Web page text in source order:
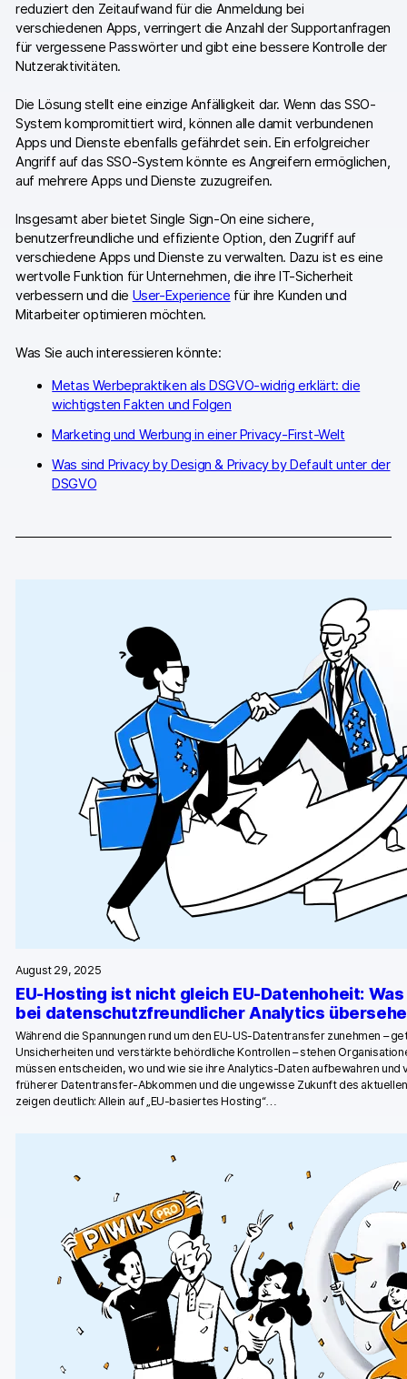
Datenschutz Compliance
Ecommerce Analytics
Server-Side-Tagging & Tracking
Vergleiche
GA4-Wissensbank
Wechsel von Matomo
Blog
Content Katalog
Fallstudien
Vergleiche
Webinare
Playbook zur Datenaktivierung
Help Center
Glossar
Entwickler & API
Kontakt
FR SV
reduziert den Zeitaufwand für die Anmeldung bei
verschiedenen Apps, verringert die Anzahl der Supportanfragen
für vergessene Passwörter und gibt eine bessere Kontrolle der
Nutzeraktivitäten.
Die Lösung stellt eine einzige Anfälligkeit dar. Wenn das SSO-
System kompromittiert wird, können alle damit verbundenen
Apps und Dienste ebenfalls gefährdet sein. Ein erfolgreicher
Angriff auf das SSO-System könnte es Angreifern ermöglichen,
auf mehrere Apps und Dienste zuzugreifen.
Insgesamt aber bietet Single Sign-On eine sichere,
benutzerfreundliche und effiziente Option, den Zugriff auf
verschiedene Apps und Dienste zu verwalten. Dazu ist es eine
wertvolle Funktion für Unternehmen, die ihre IT-Sicherheit
verbessern und die User-Experience für ihre Kunden und
Mitarbeiter optimieren möchten.
Was Sie auch interessieren könnte:
Metas Werbepraktiken als DSGVO-widrig erklärt: die
wichtigsten Fakten und Folgen
Marketing und Werbung in einer Privacy-First-Welt
Was sind Privacy by Design & Privacy by Default unter der
DSGVO
August 29, 2025
EU-Hosting ist nicht gleich EU-Datenhoheit:
bei datenschutzfreundlicher Analytics
Während die Spannungen rund um den EU-US-Datentransfer zunehmen –
Unsicherheiten und verstärkte behördliche Kontrollen – stehen
müssen entscheiden, wo und wie sie ihre Analytics-Daten aufbewahren und
früherer Datentransfer-Abkommen und die ungewisse Zukunft des
zeigen deutlich: Allein auf „EU-basiertes Hosting“…